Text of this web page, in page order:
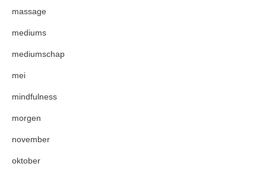
massage
mediums
mediumschap
mei
mindfulness
morgen
november
oktober